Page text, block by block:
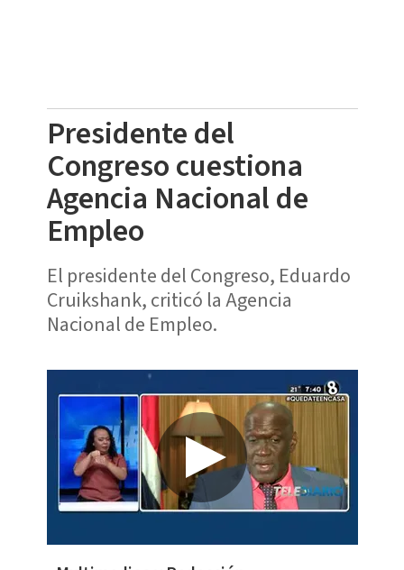
Presidente del
Congreso cuestiona
Agencia Nacional de
Empleo
El presidente del Congreso, Eduardo
Cruikshank, criticó la Agencia
Nacional de Empleo.